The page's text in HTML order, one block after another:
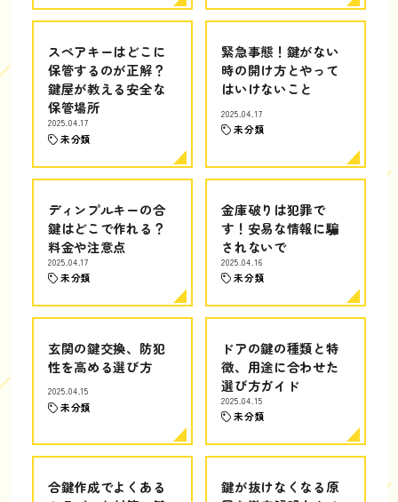
スペアキーはどこに
保管するのが正解？
鍵屋が教える安全な
保管場所
2025.04.17
未分類
緊急事態！鍵がない
時の開け方とやって
はいけないこと
2025.04.17
未分類
ディンプルキーの合
鍵はどこで作れる？
料金や注意点
2025.04.17
未分類
金庫破りは犯罪で
す！安易な情報に騙
されないで
2025.04.16
未分類
玄関の鍵交換、防犯
性を高める選び方
2025.04.15
未分類
ドアの鍵の種類と特
徴、用途に合わせた
選び方ガイド
2025.04.15
未分類
合鍵作成でよくある
鍵が抜けなくなる原